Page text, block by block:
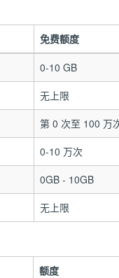
免费额度
0-10 GB
无上限
第 0 次至 100 万
0-10 万次
0GB - 10GB
无上限
额度